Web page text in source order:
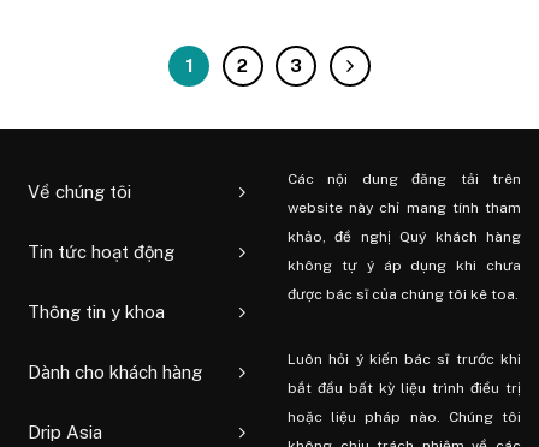
1 2 3
Về chúng tôi
Tin tức hoạt động
Thông tin y khoa
Dành cho khách hàng
Drip Asia
Các nội dung đăng tải trên
website này chỉ mang tính tham
khảo, đề nghị Quý khách hàng
không tự ý áp dụng khi chưa
được bác sĩ của chúng tôi kê toa.
Luôn hỏi ý kiến ​​bác sĩ trước khi
bắt đầu bất kỳ liệu trình điều trị
hoặc liệu pháp nào. Chúng tôi